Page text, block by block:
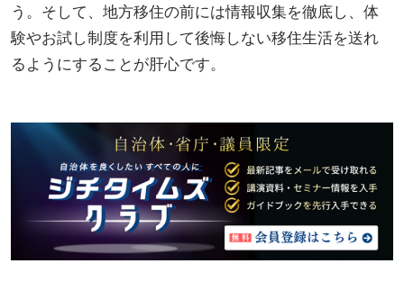
う。そして、地方移住の前には情報収集を徹底し、体
験やお試し制度を利用して後悔しない移住生活を送れ
るようにすることが肝心です。